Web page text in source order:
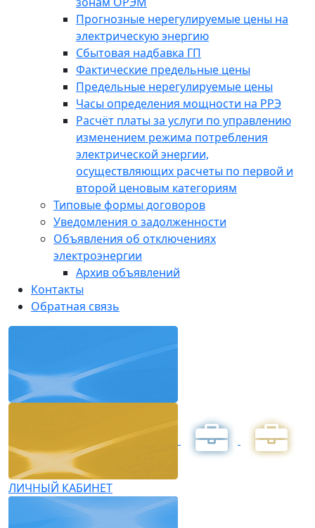
Прогнозные нерегулируемые цены на
электрическую энергию
Сбытовая надбавка ГП
Фактические предельные цены
Предельные нерегулируемые цены
Часы определения мощности на РРЭ
Расчёт платы за услуги по управлению
изменением режима потребления
электрической энергии,
осуществляющих расчеты по первой и
второй ценовым категориям
Типовые формы договоров
Уведомления о задолженности
Объявления об отключениях
электроэнергии
Архив объявлений
Контакты
Обратная связь
ЛИЧНЫЙ КАБИНЕТ